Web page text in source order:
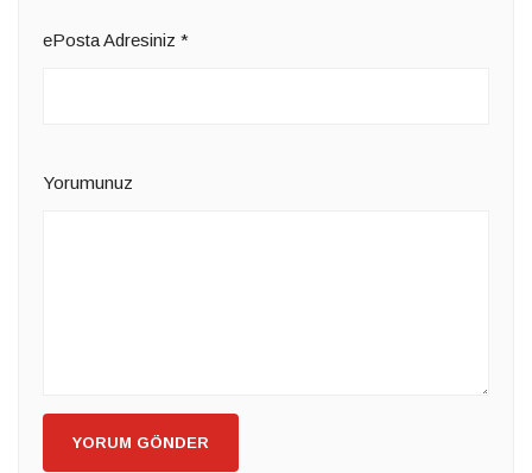
ePosta Adresiniz *
Yorumunuz
YORUM GÖNDER